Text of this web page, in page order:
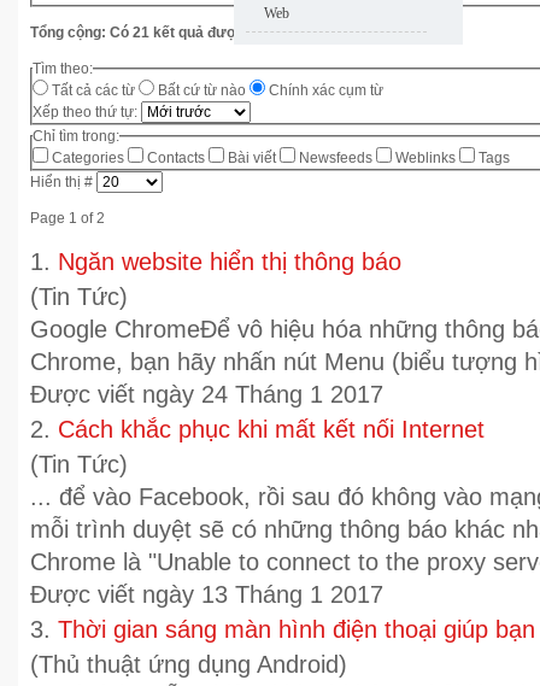
Web
Tổng cộng: Có 21 kết quả được tìm thấy.
Tìm theo:
Tất cả các từ
Bất cứ từ nào
Chính xác cụm từ
Xếp theo thứ tự:
Chỉ tìm trong:
Categories
Contacts Bài viết Newsfeeds Weblinks
Tags
Hiển thị #
Page 1 of 2
1. Ngăn website hiển thị thông báo
(Tin Tức)
Google ChromeĐể vô hiệu hóa những thông
Chrome, bạn hãy nhấn nút Menu (biểu tượng
Được viết ngày 24 Tháng 1 2017
2. Cách khắc phục khi mất kết nối Internet
(Tin Tức)
... để vào Facebook, rồi sau đó không vào
mỗi trình duyệt sẽ có những thông báo khác
Chrome là "Unable to connect to the proxy
Được viết ngày 13 Tháng 1 2017
3. Thời gian sáng màn hình điện thoại giúp
(Thủ thuật ứng dụng Android)